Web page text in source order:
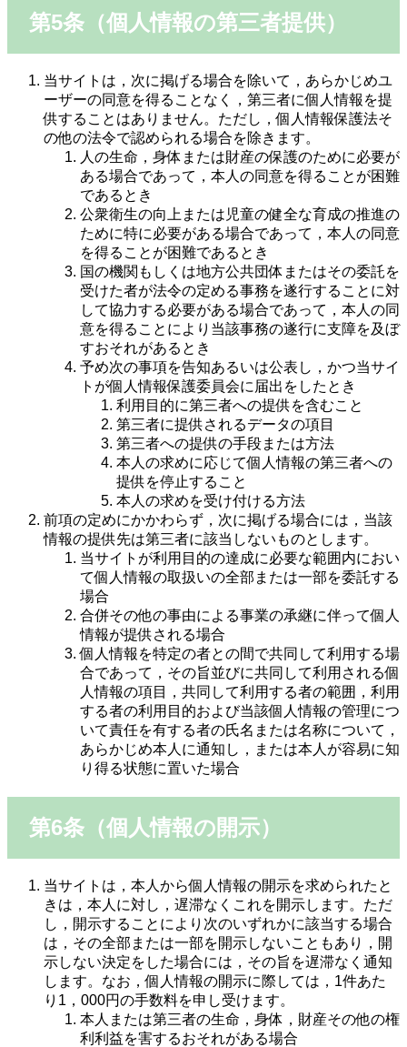
第5条（個人情報の第三者提供）
当サイトは，次に掲げる場合を除いて，あらかじめユ
ーザーの同意を得ることなく，第三者に個人情報を提
供することはありません。ただし，個人情報保護法そ
の他の法令で認められる場合を除きます。
人の生命，身体または財産の保護のために必要が
ある場合であって，本人の同意を得ることが困難
であるとき
公衆衛生の向上または児童の健全な育成の推進の
ために特に必要がある場合であって，本人の同意
を得ることが困難であるとき
国の機関もしくは地方公共団体またはその委託を
受けた者が法令の定める事務を遂行することに対
して協力する必要がある場合であって，本人の同
意を得ることにより当該事務の遂行に支障を及ぼ
すおそれがあるとき
予め次の事項を告知あるいは公表し，かつ当サイ
トが個人情報保護委員会に届出をしたとき
利用目的に第三者への提供を含むこと
第三者に提供されるデータの項目
第三者への提供の手段または方法
本人の求めに応じて個人情報の第三者への
提供を停止すること
本人の求めを受け付ける方法
前項の定めにかかわらず，次に掲げる場合には，当該
情報の提供先は第三者に該当しないものとします。
当サイトが利用目的の達成に必要な範囲内におい
て個人情報の取扱いの全部または一部を委託する
場合
合併その他の事由による事業の承継に伴って個人
情報が提供される場合
個人情報を特定の者との間で共同して利用する場
合であって，その旨並びに共同して利用される個
人情報の項目，共同して利用する者の範囲，利用
する者の利用目的および当該個人情報の管理につ
いて責任を有する者の氏名または名称について，
あらかじめ本人に通知し，または本人が容易に知
り得る状態に置いた場合
第6条（個人情報の開示）
当サイトは，本人から個人情報の開示を求められたと
きは，本人に対し，遅滞なくこれを開示します。ただ
し，開示することにより次のいずれかに該当する場合
は，その全部または一部を開示しないこともあり，開
示しない決定をした場合には，その旨を遅滞なく通知
します。なお，個人情報の開示に際しては，1件あた
り1，000円の手数料を申し受けます。
本人または第三者の生命，身体，財産その他の権
利利益を害するおそれがある場合